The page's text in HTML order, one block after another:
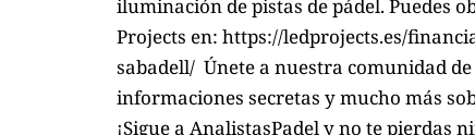
iluminación de pistas de pádel. Puedes
Projects en: https://ledprojects.es/
sabadell/ Únete a nuestra comunidad
informaciones secretas y mucho más
¡Sigue a AnalistasPadel y no te pierdas